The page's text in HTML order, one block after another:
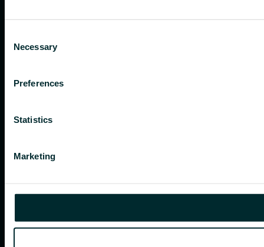
Selection
Necessary
Preferences
Statistics
Marketing